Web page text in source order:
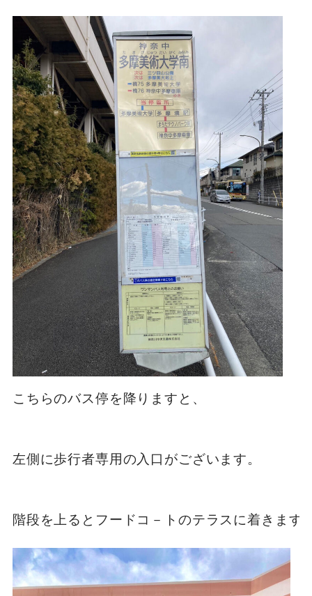
こちらのバス停を降りますと、
左側に歩行者専用の入口がございます。